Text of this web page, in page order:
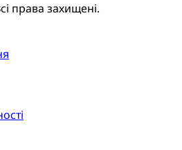
права захищені.